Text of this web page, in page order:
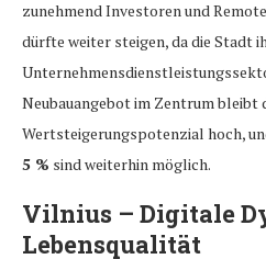
zunehmend Investoren und
dürfte weiter steigen, da die Stadt
Neubauangebot im Zentrum bleibt
Wertsteigerungspotenzial hoch,
5 % sind weiterhin möglich.
Vilnius – Digitale
Lebensqualität